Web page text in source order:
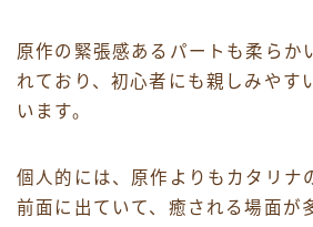
原作の緊張感あるパートも柔らか
れており、初心者にも親しみやす
います。
個人的には、原作よりもカタリナ
前面に出ていて、癒される場面が